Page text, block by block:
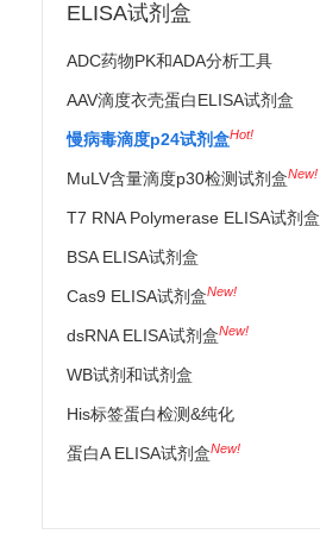
ELISA试剂盒
ADC药物PK和ADA分析工具
AAV滴度衣壳蛋白ELISA试剂盒
慢病毒滴度p24试剂盒Hot!
MuLV含量滴度p30检测试剂盒New!
T7 RNA Polymerase ELISA试剂盒
BSA ELISA试剂盒
Cas9 ELISA试剂盒New!
dsRNA ELISA试剂盒New!
WB试剂和试剂盒
His标签蛋白检测&纯化
蛋白A ELISA试剂盒New!